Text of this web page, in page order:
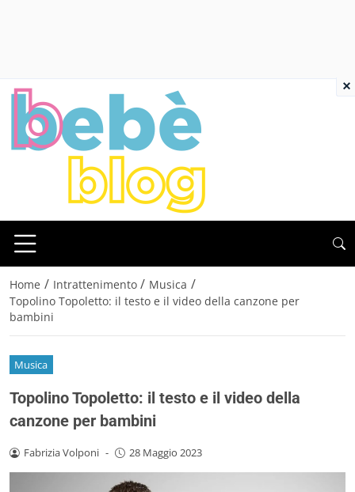
Home / Intrattenimento / Musica /
Topolino Topoletto: il testo e il video della canzone per
bambini
Musica
Topolino Topoletto: il testo e il video della
canzone per bambini
Fabrizia Volponi - 28 Maggio 2023
×